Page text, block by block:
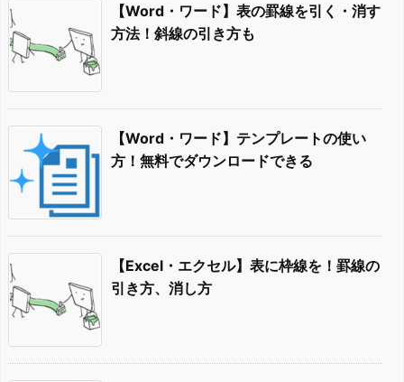
【Word・ワード】表の罫線を引く・消す
方法！斜線の引き方も
【Word・ワード】テンプレートの使い
方！無料でダウンロードできる
【Excel・エクセル】表に枠線を！罫線の
引き方、消し方